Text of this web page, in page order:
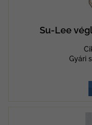
Su-Lee
Gyári